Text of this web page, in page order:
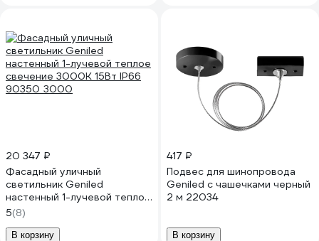
20 347 ₽
Фасадный уличный
светильник Geniled
настенный 1-лучевой теплое
свечение 3000К 15Вт IP66
90350_3000
5(8)
В корзину
417 ₽
Подвес для шинопровода
Geniled с чашечками черный
2 м 22034
В корзину